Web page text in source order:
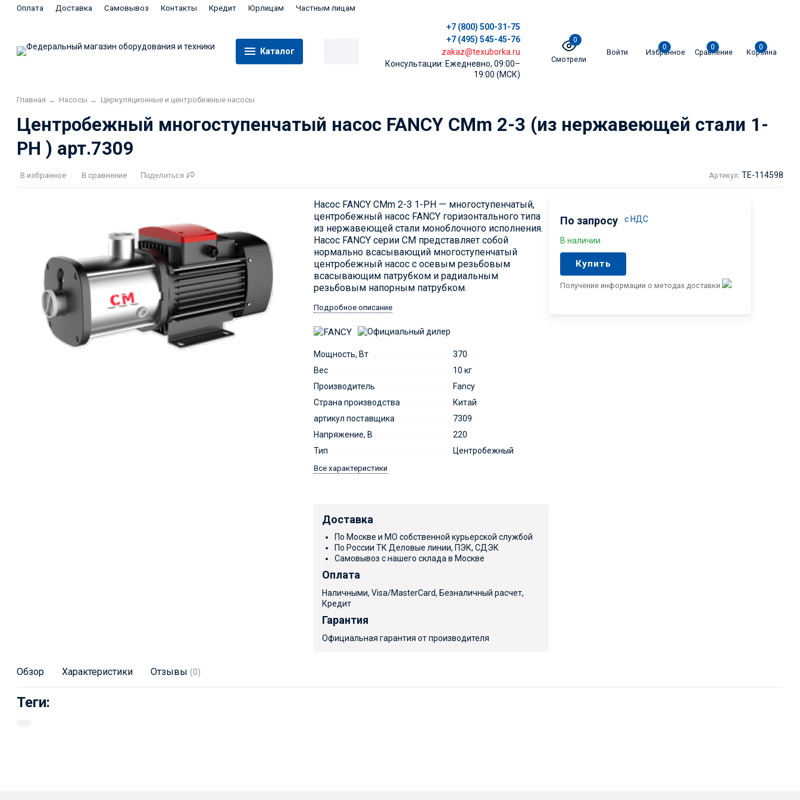
Оплата Доставка Самовывоз Контакты Кредит Юрлицам Частным лицам
Каталог
+7 (800) 500-31-75
+7 (495) 545-45-76
zakaz@texuborka.ru
Консультации: Ежедневно, 09:00–
19:00 (МСК)
0
Смотрели
Войти
0
Избранное
0
Сравнение
0
Корзина
Главная → Насосы → Циркуляционные и центробежные насосы
Центробежный многоступенчатый насос FANCY CMm 2-3 (из нержавеющей стали 1-
PH ) арт.7309
В избранное В сравнение Поделиться Артикул: TE-114598
Насос FANCY CMm 2-3 1-PH — многоступенчатый,
центробежный насос FANCY горизонтального типа
из нержавеющей стали моноблочного исполнения.
Насос FANCY серии CM представляет собой
нормально всасывающий многоступенчатый
центробежный насос с осевым резьбовым
всасывающим патрубком и радиальным
резьбовым напорным патрубком.
Подробное описание
Мощность, Вт
370
Вес
10 кг
Производитель
Fancy
Страна производства
Китай
артикул поставщика
7309
Напряжение, В
220
Тип
Центробежный
Все характеристики
По запросу с НДС
В наличии
Купить
Получение информации о методах доставки
Доставка
По Москве и МО собственной курьерской службой
По России ТК Деловые линии, ПЭК, СДЭК
Самовывоз с нашего склада в Москве
Оплата
Наличными, Visa/MasterCard, Безналичный расчет,
Кредит
Гарантия
Официальная гарантия от производителя
Обзор Характеристики Отзывы (0)
Теги: